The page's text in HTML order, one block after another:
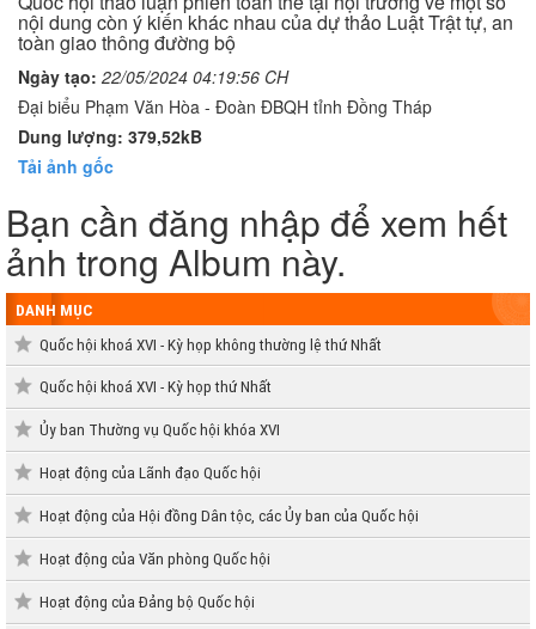
nội dung còn ý kiến khác nhau của dự thảo Luật Trật tự, an
toàn giao thông đường bộ
Ngày tạo: 22/05/2024 04:19:56 CH
Đại biểu Phạm Văn Hòa - Đoàn ĐBQH tỉnh Đồng Tháp
Dung lượng: 379,52kB
Tải ảnh gốc
Bạn cần đăng nhập để xem hết
ảnh trong Album này.
DANH MỤC
Quốc hội khoá XVI - Kỳ họp không thường lệ thứ Nhất
Quốc hội khoá XVI - Kỳ họp thứ Nhất
Ủy ban Thường vụ Quốc hội khóa XVI
Hoạt động của Lãnh đạo Quốc hội
Hoạt động của Hội đồng Dân tộc, các Ủy ban của Quốc hội
Hoạt động của Văn phòng Quốc hội
Hoạt động của Đảng bộ Quốc hội